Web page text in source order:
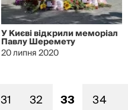
У Києві відкрили меморіал
Павлу Шеремету
20 липня 2020
31 32 33
34